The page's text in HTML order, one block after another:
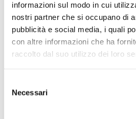
informazioni sul modo in cui
nostri partner che si occupano di
pubblicità e social media, i quali
con altre informazioni che ha
raccolto dal suo utilizzo dei loro
delNecessari
suo principe, con suo padre che
ne rappresentava un elemento
non erano i soli musicisti di spicco di
rispettabile vice maestro di cappella
alcune delle quali hanno lasciato